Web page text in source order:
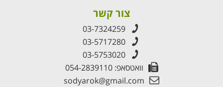
צור קשר
03-7324259
03-5717280
03-5753020
וואטסאפ: 054-2839110
sodyarok@gmail.com